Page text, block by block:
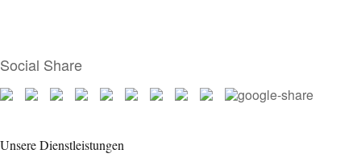
Social Share
Unsere Dienstleistungen